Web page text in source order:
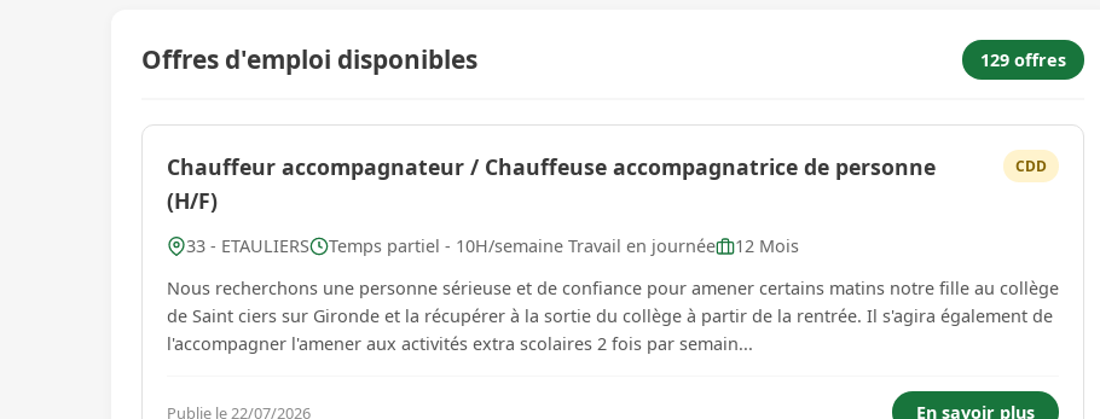
Offres d'emploi disponibles 129 offres
Chauffeur accompagnateur / Chauffeuse accompagnatrice de personne
(H/F)
CDD
33 - ETAULIERS Temps partiel - 10H/semaine Travail en journée
12 Mois
Nous recherchons une personne sérieuse et de confiance pour amener certains matins notre fille au collège
de Saint ciers sur Gironde et la récupérer à la sortie du collège à partir de la rentrée. Il s'agira également de
l'accompagner l'amener aux activités extra scolaires 2 fois par semain...
Publie le 22/07/2026 En savoir plus